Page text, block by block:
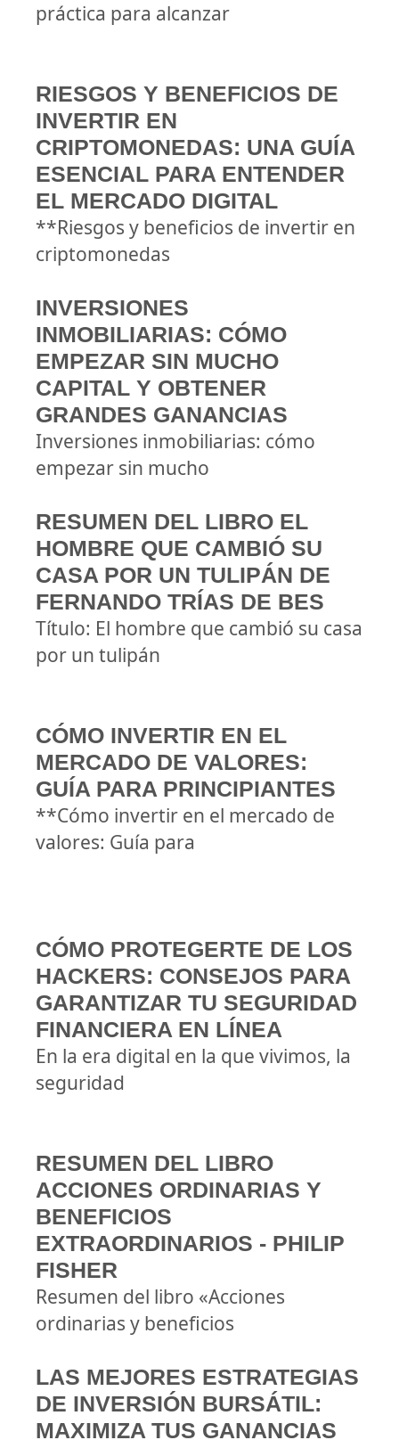
práctica para alcanzar
RIESGOS Y BENEFICIOS DE
INVERTIR EN
CRIPTOMONEDAS: UNA GUÍA
ESENCIAL PARA ENTENDER
EL MERCADO DIGITAL
**Riesgos y beneficios de invertir en
criptomonedas
INVERSIONES
INMOBILIARIAS: CÓMO
EMPEZAR SIN MUCHO
CAPITAL Y OBTENER
GRANDES GANANCIAS
Inversiones inmobiliarias: cómo
empezar sin mucho
RESUMEN DEL LIBRO EL
HOMBRE QUE CAMBIÓ SU
CASA POR UN TULIPÁN DE
FERNANDO TRÍAS DE BES
Título: El hombre que cambió su casa
por un tulipán
CÓMO INVERTIR EN EL
MERCADO DE VALORES:
GUÍA PARA PRINCIPIANTES
**Cómo invertir en el mercado de
valores: Guía para
CÓMO PROTEGERTE DE LOS
HACKERS: CONSEJOS PARA
GARANTIZAR TU SEGURIDAD
FINANCIERA EN LÍNEA
En la era digital en la que vivimos, la
seguridad
RESUMEN DEL LIBRO
ACCIONES ORDINARIAS Y
BENEFICIOS
EXTRAORDINARIOS - PHILIP
FISHER
Resumen del libro «Acciones
ordinarias y beneficios
LAS MEJORES ESTRATEGIAS
DE INVERSIÓN BURSÁTIL:
MAXIMIZA TUS GANANCIAS